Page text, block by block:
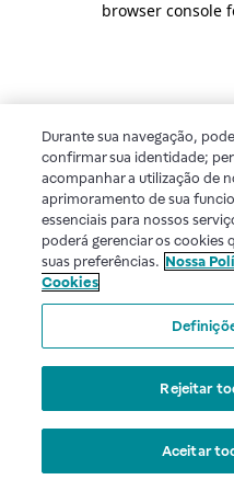
browser console
Durante sua navegação,
confirmar sua identidade;
acompanhar a utilização de
aprimoramento de sua
essenciais para nossos
poderá gerenciar os cookies
suas preferências. Nossa
Cookies
Rejeitar
Aceitar